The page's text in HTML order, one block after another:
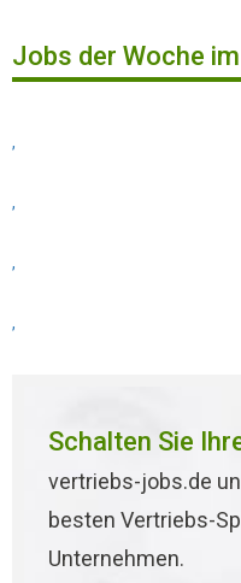
Jobs der Woche
,
,
,
,
Schalten Sie
vertriebs-jobs.de
besten Vertriebs-
Unternehmen.